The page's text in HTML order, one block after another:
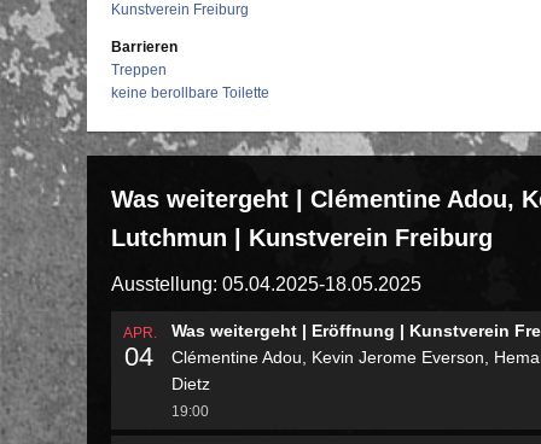
Kunstverein Freiburg
Barrieren
Treppen
keine berollbare Toilette
Was weitergeht | Clémentine Adou,
Lutchmun | Kunstverein Freiburg
Ausstellung: 05.04.2025-18.05.2025
APR.
04
Was weitergeht | Eröffnung | Kunstverein
Clémentine Adou, Kevin Jerome Everson,
Dietz
19:00